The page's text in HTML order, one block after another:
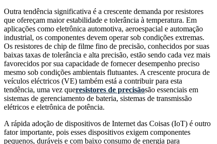
Outra tendência significativa é a crescente demanda por resistores
que ofereçam maior estabilidade e tolerância à temperatura. Em
aplicações como eletrônica automotiva, aeroespacial e automação
industrial, os componentes devem operar sob condições extremas.
Os resistores de chip de filme fino de precisão, conhecidos por suas
baixas taxas de tolerância e alta precisão, estão sendo cada vez mais
favorecidos por sua capacidade de fornecer desempenho preciso
mesmo sob condições ambientais flutuantes. A crescente procura de
veículos eléctricos (VE) também está a contribuir para esta
tendência, uma vez queresistores de precisãosão essenciais em
sistemas de gerenciamento de bateria, sistemas de transmissão
elétricos e eletrônica de potência.
A rápida adoção de dispositivos de Internet das Coisas (IoT) é outro
fator importante, pois esses dispositivos exigem componentes
pequenos, duráveis ​​e com baixo consumo de energia para